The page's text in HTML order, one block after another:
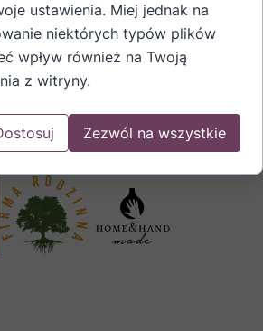
o produkcie
tektury mikro falistej
o poj. 350 ml i stwórz elegancki
ustawienia. Miej jednak na
niektórych typów plików
wpływ również na Twoją
z witryny.
Zezwól na wszystkie